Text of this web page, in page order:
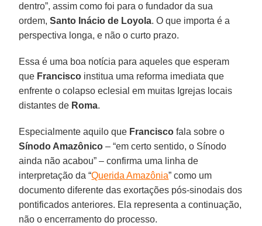
dentro”, assim como foi para o fundador da sua
ordem,Santo Inácio de Loyola. O que importa é a
perspectiva longa, e não o curto prazo.
Essa é uma boa notícia para aqueles que esperam
que Francisco institua uma reforma imediata que
enfrente o colapso eclesial em muitas Igrejas locais
distantes de Roma.
Especialmente aquilo que Francisco fala sobre o
Sínodo Amazônico – “em certo sentido, o Sínodo
ainda não acabou” – confirma uma linha de
interpretação da “Querida Amazônia” como um
documento diferente das exortações pós-sinodais dos
pontificados anteriores. Ela representa a continuação,
não o encerramento do processo.